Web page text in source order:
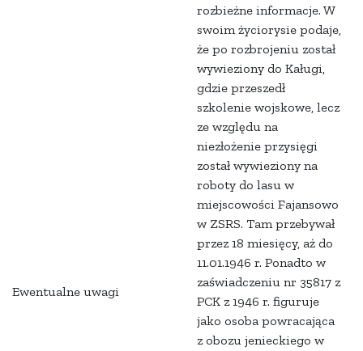
Ewentualne uwagi
rozbieżne informacje. W
swoim życiorysie podaje,
że po rozbrojeniu został
wywieziony do Kaługi,
gdzie przeszedł
szkolenie wojskowe, lecz
ze względu na
niezłożenie przysięgi
został wywieziony na
roboty do lasu w
miejscowości Fajansowo
w ZSRS. Tam przebywał
przez 18 miesięcy, aż do
11.01.1946 r. Ponadto w
zaświadczeniu nr 35817 z
PCK z 1946 r. figuruje
jako osoba powracająca
z obozu jenieckiego w